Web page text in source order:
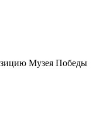
Музея Победы